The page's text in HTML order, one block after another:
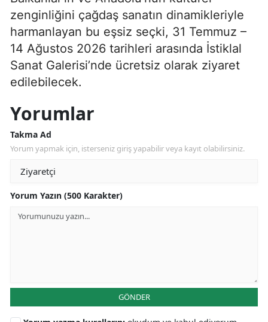
zenginliğini çağdaş sanatın dinamikleriyle
harmanlayan bu eşsiz seçki, 31 Temmuz –
14 Ağustos 2026 tarihleri arasında İstiklal
Sanat Galerisi’nde ücretsiz olarak ziyaret
edilebilecek.
Yorumlar
Takma Ad
Yorum yapmak için, isterseniz giriş yapabilir veya kayıt olabilirsiniz.
Yorum Yazın (500 Karakter)
GÖNDER